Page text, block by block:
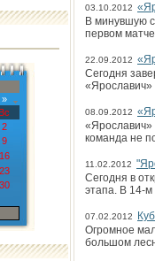
»
Вс
2
9
16
23
30
03.10.2012
В минувшую
первом
22.09.2012
Сегодня
«Ярославич»
08.09.2012
«Ярославич»
команда не
11.02.2012
Сегодня в
этапа. В 14-
07.02.2012
Огромное
большом